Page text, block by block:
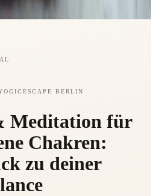
BERLIN
Meditation für
Chakren:
zu deiner